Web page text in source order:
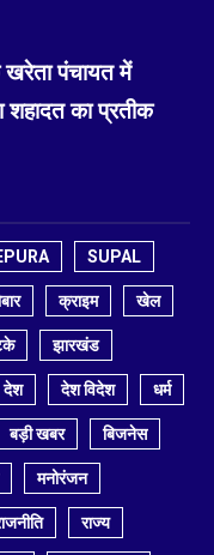
खरेता पंचायत में
शहादत का प्रतीक
SUPAL
क्राइम खेल
झारखंड
देश देश विदेश धर्म
बड़ी खबर बिजनेस
मनोरंजन
राज्य